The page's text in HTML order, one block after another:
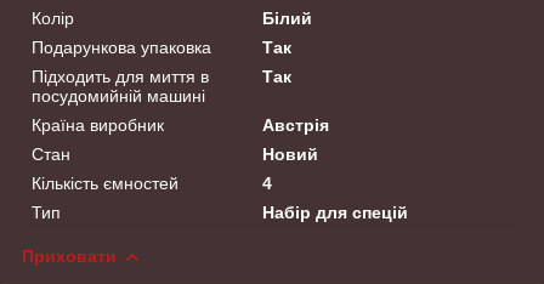
Колір
Білий
Подарункова упаковка
Так
Підходить для миття в
посудомийній машині
Так
Країна виробник
Австрія
Стан
Новий
Кількість ємностей
4
Тип
Набір для спецій
Приховати